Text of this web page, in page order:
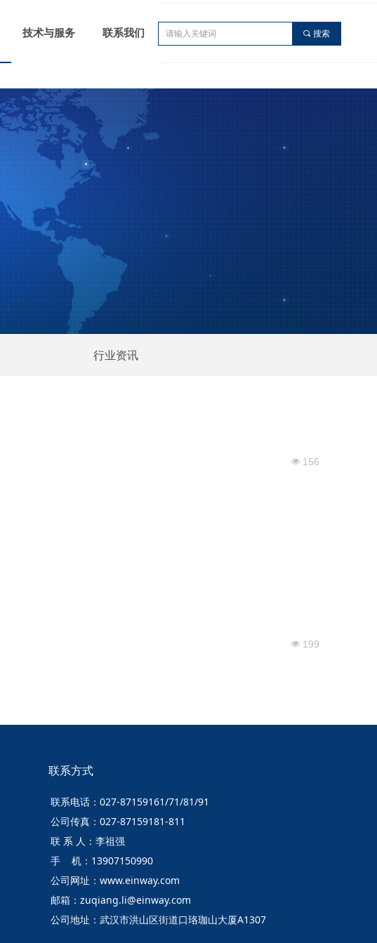
技术与服务 联系我们 끠 搜索
넶 156
넶 199
行业资讯
联系电话：027-87159161/71/81/91
公司传真：027-87159181-811
联 系 人：李祖强
手 机：13907150990
公司网址：www.einway.com
邮箱：zuqiang.li@einway.com
公司地址：武汉市洪山区街道口珞珈山大厦A1307
联系方式